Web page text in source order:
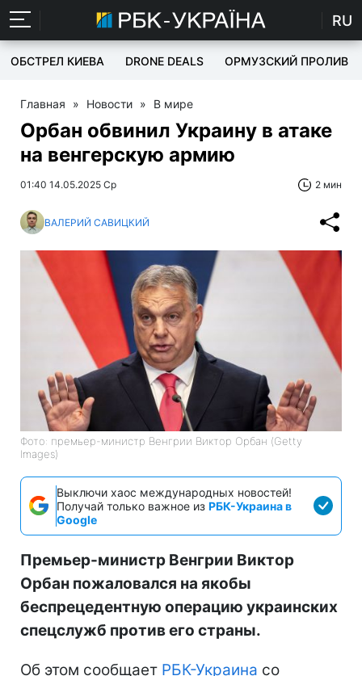
RU
ОБСТРЕЛ КИЕВА DRONE DEALS ОРМУЗСКИЙ ПРОЛИВ
Главная » Новости » В мире
Орбан обвинил Украину в атаке
на венгерскую армию
01:40 14.05.2025 Ср 2 мин
ВАЛЕРИЙ САВИЦКИЙ
Фото: премьер-министр Венгрии Виктор Орбан (Getty
Images)
Выключи хаос международных новостей!
Получай только важное из РБК-Украина в
Google
Премьер-министр Венгрии Виктор
Орбан пожаловался на якобы
беспрецедентную операцию украинских
спецслужб против его страны.
Об этом сообщает РБК-Украина со